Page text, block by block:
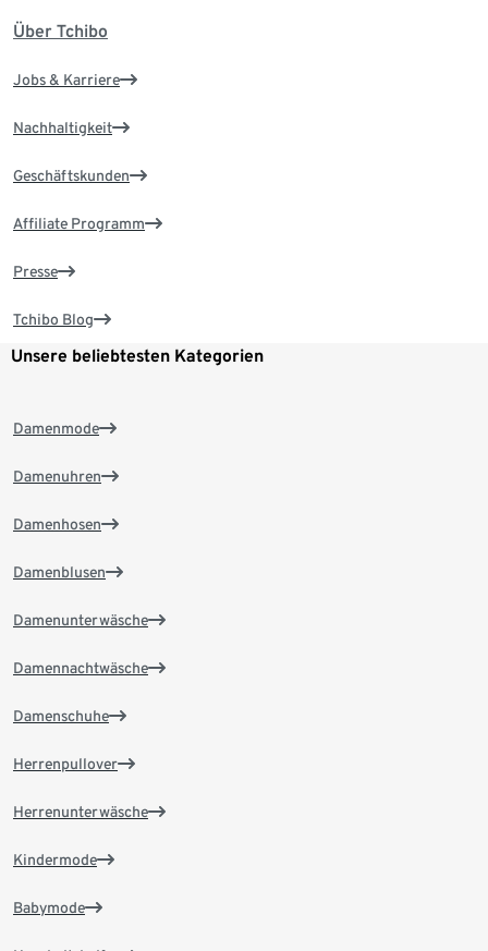
Über Tchibo
Jobs & Karriere
Nachhaltigkeit
Geschäftskunden
Affiliate Programm
Presse
Tchibo Blog
Unsere beliebtesten Kategorien
Damenmode
Damenuhren
Damenhosen
Damenblusen
Damenunterwäsche
Damennachtwäsche
Damenschuhe
Herrenpullover
Herrenunterwäsche
Kindermode
Babymode